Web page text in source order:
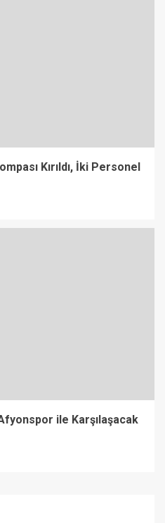
Kırıldı, İki Personel
ile Karşılaşacak